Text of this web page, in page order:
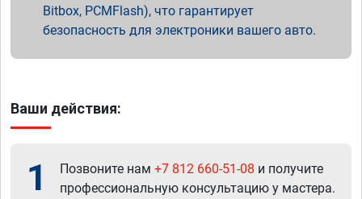
Bitbox, PCMFlash), что гарантирует
безопасность для электроники вашего авто.
Ваши действия:
1 Позвоните нам +7 812 660-51-08 и получите
профессиональную консультацию у мастера.